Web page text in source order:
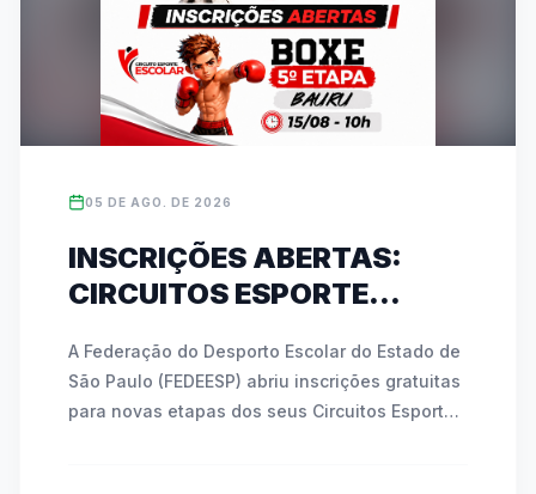
05 DE AGO. DE 2026
INSCRIÇÕES ABERTAS:
CIRCUITOS ESPORTE
LEVAM BOXE A BAURU E
KARATÊ A JABOTICABAL
A Federação do Desporto Escolar do Estado de
São Paulo (FEDEESP) abriu inscrições gratuitas
para novas etapas dos seus Circuitos Esporte